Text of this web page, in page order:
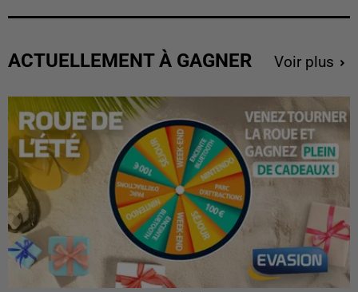
ACTUELLEMENT À GAGNER Voir plus